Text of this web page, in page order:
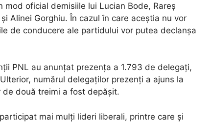
mod oficial demisiile lui Lucian Bode, Rareș
Alinei Gorghiu. În cazul în care aceștia nu vor
de conducere ale partidului vor putea declanșa
PNL au anunțat prezența a 1.793 de delegați,
numărul delegaților prezenți a ajuns la
de două treimi a fost depășit.
mai mulți lideri liberali, printre care și